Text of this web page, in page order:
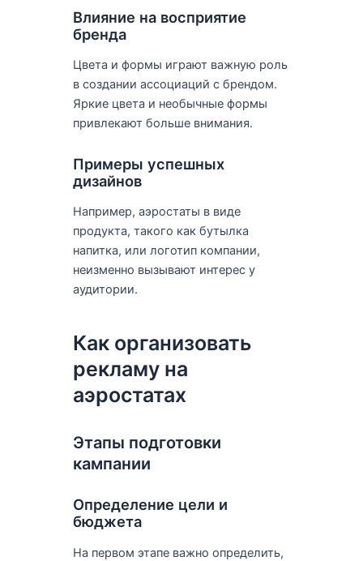
Влияние на восприятие
бренда
Цвета и формы играют важную роль
в создании ассоциаций с брендом.
Яркие цвета и необычные формы
привлекают больше внимания.
Примеры успешных
дизайнов
Например, аэростаты в виде
продукта, такого как бутылка
напитка, или логотип компании,
неизменно вызывают интерес у
аудитории.
Как организовать
рекламу на
аэростатах
Этапы подготовки
кампании
Определение цели и
бюджета
На первом этапе важно определить,